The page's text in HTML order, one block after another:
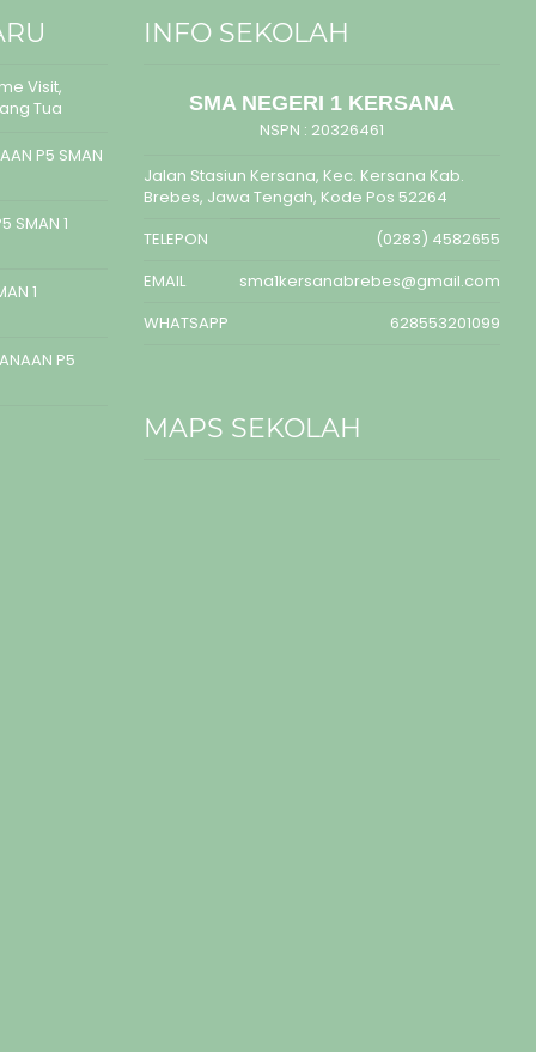
Visit,
Tua
P5 SMAN
SMAN 1
1
P5
INFO SEKOLAH
SMA NEGERI 1 KERSANA
NSPN : 20326461
Jalan Stasiun Kersana, Kec. Kersana Kab.
Brebes, Jawa Tengah, Kode Pos 52264
TELEPON
(0283) 4582655
EMAIL
sma1kersanabrebes@gmail.com
WHATSAPP
628553201099
MAPS SEKOLAH